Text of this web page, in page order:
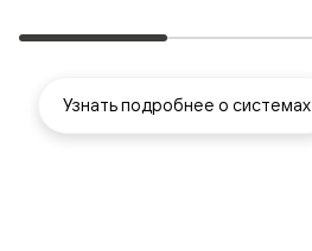
Узнать подробнее о системах